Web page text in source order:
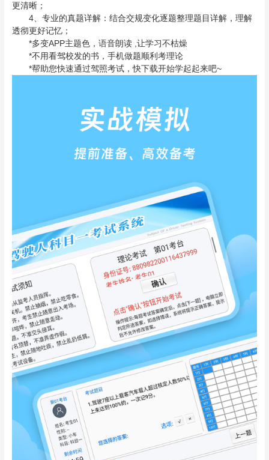
更清晰；
4、专业的真题详解：结合交规变化逐题整理题目详解，理解
透彻更好记忆；
*多变APP主题色，语音朗读 ,让学习不枯燥
*不用看驾校发的书，手机做题顺利考理论
*帮助您快速通过驾照考试，快下载开始学起起来吧~